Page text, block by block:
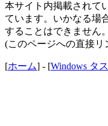
本サイト内掲載されて
ています。いかなる場
することはできません
(このページへの直接リ
[ホーム] - [Windows タ